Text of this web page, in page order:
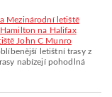
na Halifax
John C Munro
letištní trasy z
nabízejí pohodlná